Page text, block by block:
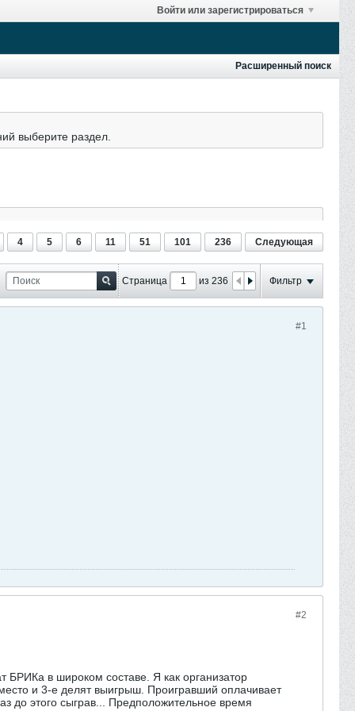
Войти или зарегистрироваться
Расширенный поиск
выберите раздел.
4 5 6 11 51 101 236 Следующая
Страница из 236 Фильтр
#1
#2
БРИКа в широком составе. Я как организатор
и 3-е делят выигрыш. Проигравший оплачивает
до этого сыграв... Предположительное время